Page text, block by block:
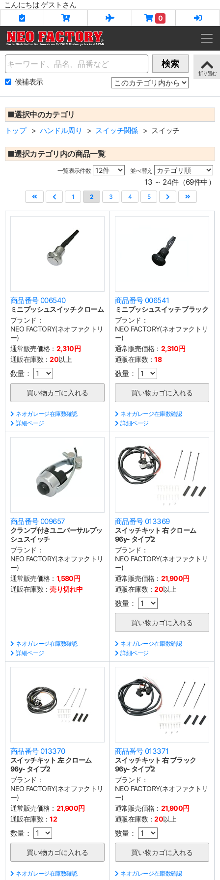
こんにちは ゲストさん
0
Name 検索
候補表示
■選択中のカテゴリ
トップ ハンドル周り スイッチ関係 スイッチ
■選択カテゴリ内の商品一覧
一覧表示件数 並べ替え
13 ～ 24件（69件中）
1 2 3 4 5
商品番号 006540
ミニプッシュスイッチ クローム
ブランド：
NEO FACTORY(ネオファクトリ
ー)
通常販売価格： 2,310円
通販在庫数：20以上
数量：
ネオガレージ在庫数確認
詳細ページ
商品番号 006541
ミニプッシュスイッチ ブラック
ブランド：
NEO FACTORY(ネオファクトリ
ー)
通常販売価格： 2,310円
通販在庫数：18
数量：
ネオガレージ在庫数確認
詳細ページ
商品番号 009657
クランプ付きユニバーサルプッ
シュスイッチ
ブランド：
NEO FACTORY(ネオファクトリ
ー)
通常販売価格： 1,580円
通販在庫数：売り切れ中
ネオガレージ在庫数確認
詳細ページ
商品番号 013369
スイッチキット 右 クローム
96y- タイプ2
ブランド：
NEO FACTORY(ネオファクトリ
ー)
通常販売価格： 21,900円
通販在庫数：20以上
数量：
ネオガレージ在庫数確認
詳細ページ
商品番号 013370
スイッチキット 左 クローム
96y- タイプ2
ブランド：
NEO FACTORY(ネオファクトリ
ー)
通常販売価格： 21,900円
通販在庫数：12
数量：
ネオガレージ在庫数確認
商品番号 013371
スイッチキット 右 ブラック
96y- タイプ2
ブランド：
NEO FACTORY(ネオファクトリ
ー)
通常販売価格： 21,900円
通販在庫数：20以上
数量：
ネオガレージ在庫数確認